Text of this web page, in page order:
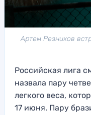
Артем Резников
Российская лига
назвала пару
легкого веса,
17 июня. Пару